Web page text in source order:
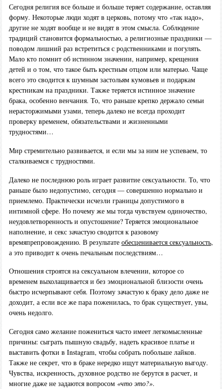
Сегодня религия все больше и больше теряет содержание, оставляя
форму. Некоторые люди ходят в церковь, потому что «так надо»,
другие не ходят вообще и не видят в этом смысла. Соблюдение
традиций становится формальностью, а религиозные праздники —
поводом лишний раз встретиться с родственниками и погулять.
Мало кто помнит об истинном значении, например, крещения
детей и о том, что такое быть крестным отцом или матерью. Чаще
всего это сводится к шумным застольям кумовьев и подаркам
крестникам на праздники. Также теряется истинное значение
брака, особенно венчания. То, что раньше крепко держало семьи
нерасторжимыми узами, теперь далеко не всегда проходит
проверку временем, обязательствами и жизненными
трудностями…
Мир стремительно развивается, и если мы за ним не успеваем, то
сталкиваемся с трудностями.
Далеко не последнюю роль играет развитие сексуальности. То, что
раньше было недопустимо, сегодня — совершенно нормально и
приемлемо. Практически исчезли границы допустимого в
интимной сфере. Но почему же мы тогда чувствуем одиночество,
неудовлетворенность и опустошение? Теряется эмоциональное
наполнение, и секс зачастую сводится к разовому
времяпрепровождению. В результате обесценивается сексуальность,
а это приводит к очень печальным последствиям…
Отношения строятся на сексуальном влечении, которое со
временем выхолащивается и без эмоциональной близости очень
быстро исчерпывают себя. Поэтому зачастую к браку дело даже не
доходит, а если все же пара поженилась, то брак существует, увы,
очень недолго.
Сегодня само желание пожениться часто имеет легкомысленные
причины: сыграть пышную свадьбу, надеть красивое платье и
выставить фотки в Instagram, чтобы собрать побольше лайков.
Также не секрет, что в браке нередко ищут материальную выгоду.
Чувства, искренность, духовное родство не берутся в расчет, и
многие даже не задаются вопросом «что это?».